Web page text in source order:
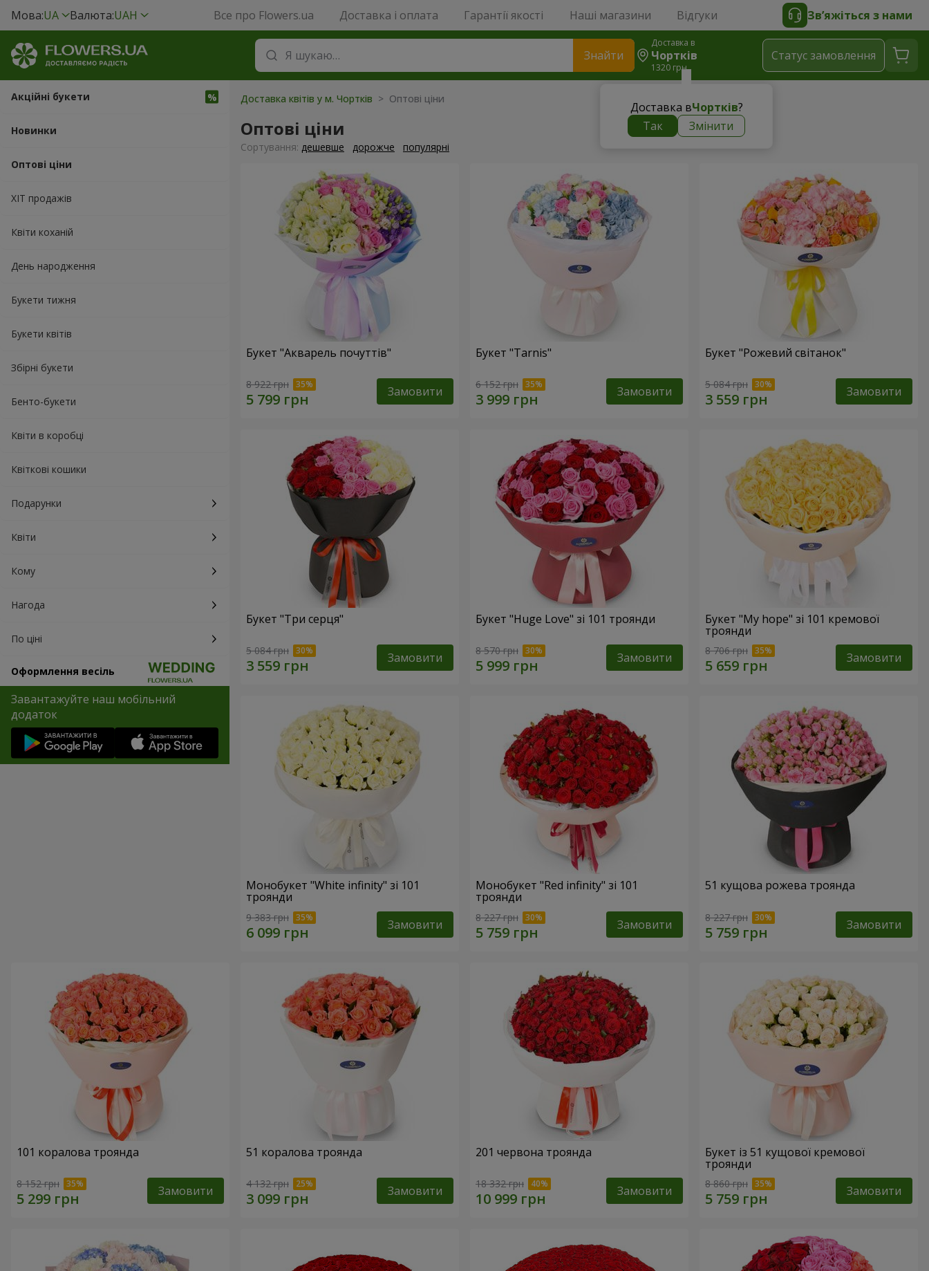
Мова:UA Валюта:UAH Все про Flowers.ua Доставка і оплата Гарантії якості Наші магазини Відгуки Зв’яжіться з нами
Знайти
Доставка в
Чортків
1320 грн
Доставка вЧортків?
Так
Змінити
Статус замовлення
Акційні букети
Новинки
Оптові ціни
ХІТ продажів
Квіти коханій
День народження
Букети тижня
Букети квітів
Збірні букети
Бенто-букети
Квіти в коробці
Квіткові кошики
Подарунки
Квіти
Кому
Нагода
По ціні
Оформлення весіль
Завантажуйте наш мобільний
додаток
Доставка квітів у м. Чортків > Оптові ціни
Оптові ціни
Сортування: дешевше дорожче популярні
Букет "Акварель почуттів"
8 922 грн Замовити
Букет "Tarnis"
6 152 грн Замовити
Букет "Рожевий світанок"
5 084 грн Замовити
Букет "Три серця"
5 084 грн Замовити
Букет "Huge Love" зі 101 троянди
8 570 грн Замовити
Букет "My hope" зі 101 кремової
троянди
8 706 грн Замовити
Монобукет "White infinity" зі 101
троянди
9 383 грн Замовити
Монобукет "Red infinity" зі 101
троянди
8 227 грн Замовити
51 кущова рожева троянда
8 227 грн Замовити
101 коралова троянда
8 152 грн Замовити
51 коралова троянда
4 132 грн Замовити
201 червона троянда
18 332 грн Замовити
Букет із 51 кущової кремової
троянди
8 860 грн Замовити